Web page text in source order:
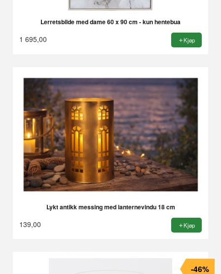
Lerretsbilde med dame 60 x 90 cm - kun hentebua
1 695,00 Kjøp
Lykt antikk messing med lanternevindu 18 cm
139,00 Kjøp
-46%